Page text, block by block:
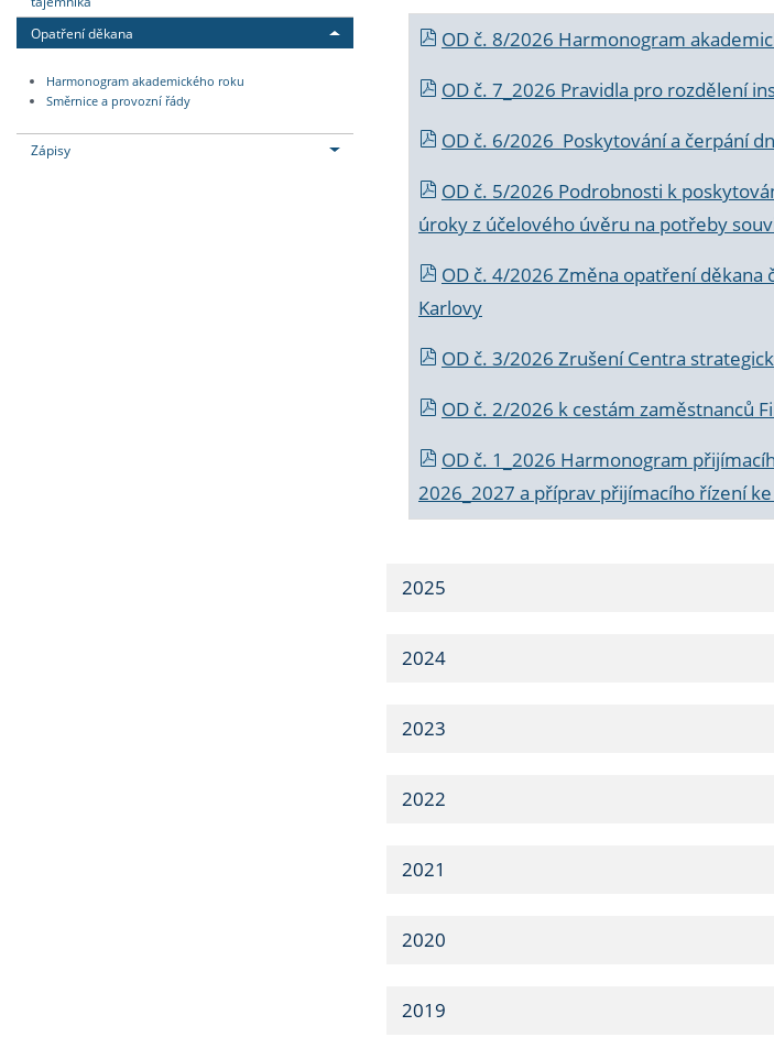
Opatření děkana
Harmonogram akademického roku
Směrnice a provozní řády
Zápisy
OD č. 8/2026 Harmonogram
OD č. 7_2026 Pravidla pro rozdělení
OD č. 6/2026 Poskytování a čerpání
OD č. 5/2026 Podrobnosti k
úroky z účelového úvěru na potřeby
OD č. 4/2026 Změna opatření
Karlovy
OD č. 3/2026 Zrušení Centra
OD č. 2/2026 k cestám zaměstnanců
OD č. 1_2026 Harmonogram
2026_2027 a příprav přijímacího řízení
2025
2024
2023
2022
2021
2020
2019